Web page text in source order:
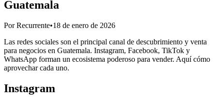
Guatemala
PorRecurrente•18 de enero de 2026
Las redes sociales son el principal canal de descubrimiento y venta
para negocios en Guatemala. Instagram, Facebook, TikTok y
WhatsApp forman un ecosistema poderoso para vender. Aquí cómo
aprovechar cada uno.
Instagram